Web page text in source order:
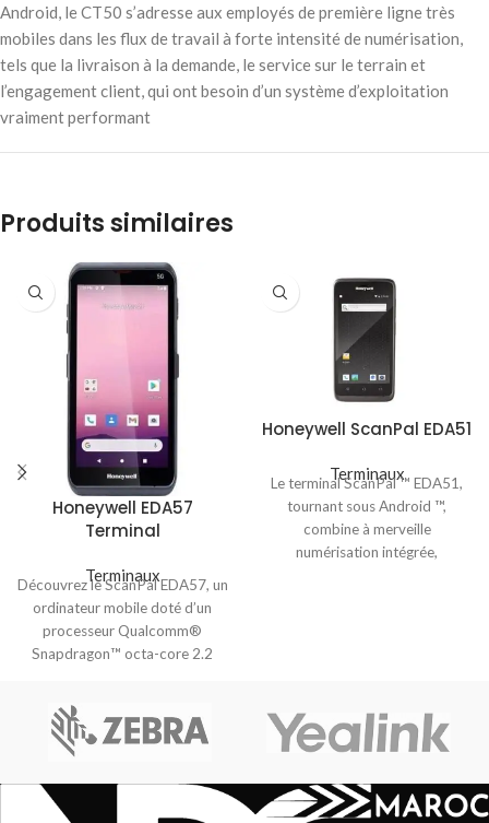
Android, le CT50 s’adresse aux employés de première ligne très
mobiles dans les flux de travail à forte intensité de numérisation,
tels que la livraison à la demande, le service sur le terrain et
l’engagement client, qui ont besoin d’un système d’exploitation
vraiment performant
Produits similaires
Honeywell EDA57
Terminal
Terminaux
Découvrez le ScanPal EDA57, un
ordinateur mobile doté d’un
processeur Qualcomm®
Snapdragon™ octa-core 2.2
Honeywell ScanPal EDA51
Terminaux
Le terminal ScanPal ™ EDA51,
tournant sous Android ™,
combine à merveille
numérisation intégrée,